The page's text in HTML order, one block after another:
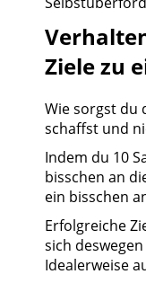
Ziele zu
Wie sorgst du
schaffst und
Indem du 10
bisschen an
ein bisschen
Erfolgreiche
sich
Idealerweise